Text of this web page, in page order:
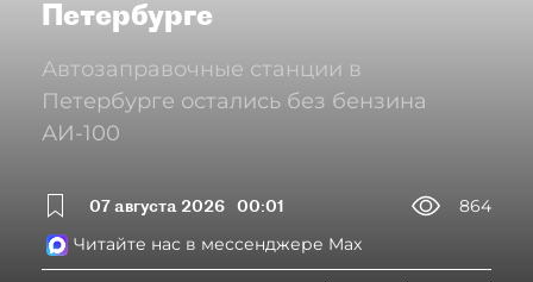
Петербурге
Автозаправочные станции в
Петербурге остались без бензина
АИ-100
07 августа 2026 00:01
864
Читайте нас в мессенджере Max